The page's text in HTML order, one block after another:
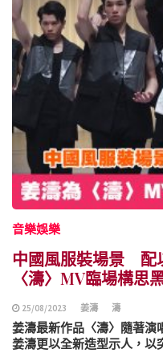
音樂娛樂
中國風服裝場景 配
〈濤〉MV臨場構思
25/08/2023 姜濤 濤
姜濤最新作品〈濤〉隨著演
姜濤更以全新造型示人，以